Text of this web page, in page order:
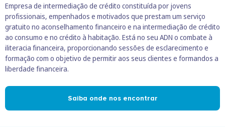
Empresa de intermediação de crédito constituída por jovens
profissionais, empenhados e motivados que prestam um serviço
gratuito no aconselhamento financeiro e na intermediação de crédito
ao consumo e no crédito à habitação. Está no seu ADN o combate à
iliteracia financeira, proporcionando sessões de esclarecimento e
formação com o objetivo de permitir aos seus clientes e formandos a
liberdade financeira.
Saiba onde nos encontrar